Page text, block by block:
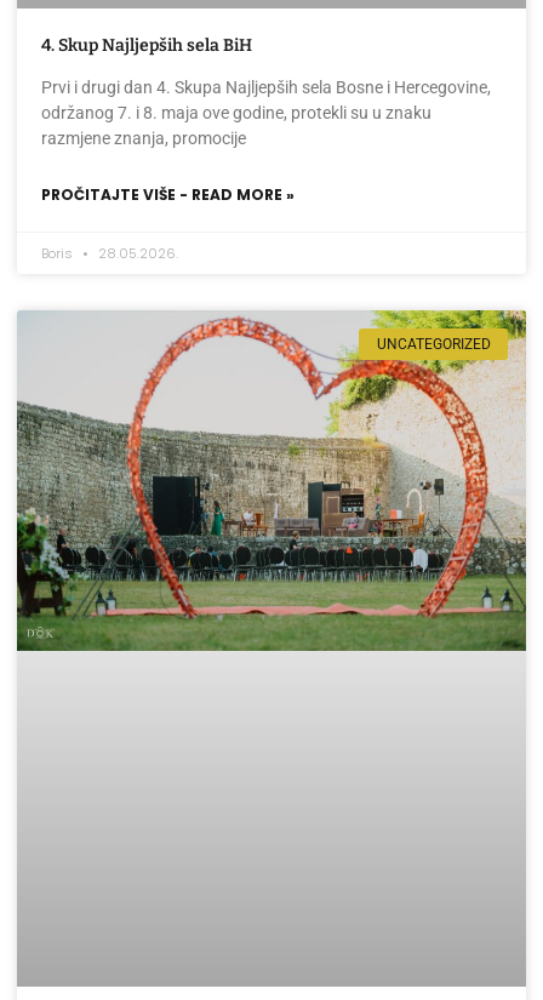
4. Skup Najljepših sela BiH
Prvi i drugi dan 4. Skupa Najljepših sela Bosne i Hercegovine,
održanog 7. i 8. maja ove godine, protekli su u znaku
razmjene znanja, promocije
PROČITAJTE VIŠE - READ MORE »
Boris 28.05.2026.
UNCATEGORIZED